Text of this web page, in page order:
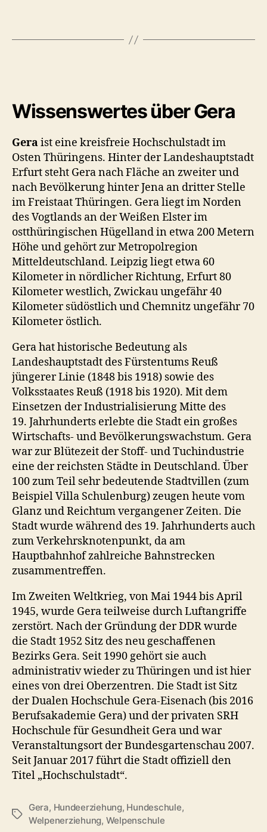
Wissenswertes über Gera
Geraist eine kreisfreie Hochschulstadt im
Osten Thüringens. Hinter der Landeshauptstadt
Erfurt steht Gera nach Fläche an zweiter und
nach Bevölkerung hinter Jena an dritter Stelle
im Freistaat Thüringen. Gera liegt im Norden
des Vogtlands an der Weißen Elster im
ostthüringischen Hügelland in etwa 200 Metern
Höhe und gehört zur Metropolregion
Mitteldeutschland. Leipzig liegt etwa 60
Kilometer in nördlicher Richtung, Erfurt 80
Kilometer westlich, Zwickau ungefähr 40
Kilometer südöstlich und Chemnitz ungefähr 70
Kilometer östlich.
Gera hat historische Bedeutung als
Landeshauptstadt des Fürstentums Reuß
jüngerer Linie (1848 bis 1918) sowie des
Volksstaates Reuß (1918 bis 1920). Mit dem
Einsetzen der Industrialisierung Mitte des
19. Jahrhunderts erlebte die Stadt ein großes
Wirtschafts- und Bevölkerungswachstum. Gera
war zur Blütezeit der Stoff- und Tuchindustrie
eine der reichsten Städte in Deutschland. Über
100 zum Teil sehr bedeutende Stadtvillen (zum
Beispiel Villa Schulenburg) zeugen heute vom
Glanz und Reichtum vergangener Zeiten. Die
Stadt wurde während des 19. Jahrhunderts auch
zum Verkehrsknotenpunkt, da am
Hauptbahnhof zahlreiche Bahnstrecken
zusammentreffen.
Im Zweiten Weltkrieg, von Mai 1944 bis April
1945, wurde Gera teilweise durch Luftangriffe
zerstört. Nach der Gründung der DDR wurde
die Stadt 1952 Sitz des neu geschaffenen
Bezirks Gera. Seit 1990 gehört sie auch
administrativ wieder zu Thüringen und ist hier
eines von drei Oberzentren. Die Stadt ist Sitz
der Dualen Hochschule Gera-Eisenach (bis 2016
Berufsakademie Gera) und der privaten SRH
Hochschule für Gesundheit Gera und war
Veranstaltungsort der Bundesgartenschau 2007.
Seit Januar 2017 führt die Stadt offiziell den
Titel „Hochschulstadt“.
Schlagwörter
Gera, Hundeerziehung, Hundeschule,
Welpenerziehung, Welpenschule